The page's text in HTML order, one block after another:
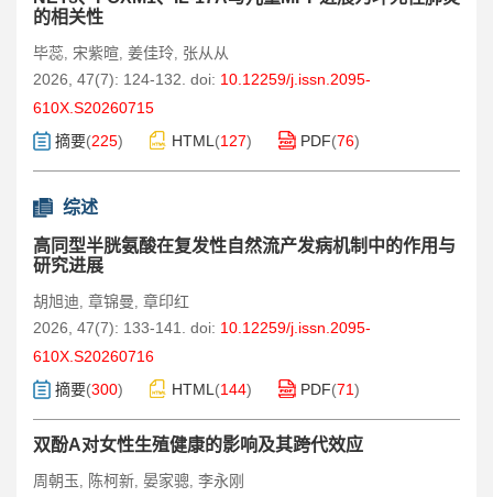
的相关性
毕蕊, 宋紫暄, 姜佳玲, 张从从
2026, 47(7): 124-132. doi: 10.12259/j.issn.2095-
610X.S20260715
摘要(225) HTML (127) PDF(76)
综述
高同型半胱氨酸在复发性自然流产发病机制中的作用与
研究进展
胡旭迪, 章锦曼, 章印红
2026, 47(7): 133-141.
doi: 10.12259/j.issn.2095-
610X.S20260716
摘要(300) HTML (144) PDF(71)
双酚A对女性生殖健康的影响及其跨代效应
周朝玉, 陈柯新, 晏家骢, 李永刚